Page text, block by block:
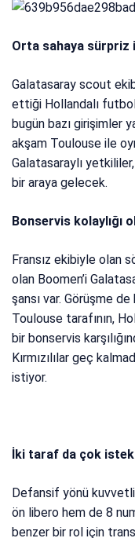
Orta sahaya sürpriz
Galatasaray scout
ettiği Hollandalı
bugün bazı girişimler
akşam Toulouse ile
Galatasaraylı
bir araya gelecek.
Bonservis kolaylığı
Fransız ekibiyle olan
olan Boomen’i
şansı var. Görüşme
Toulouse tarafının,
bir bonservis
Kırmızılılar geç
istiyor.
İki taraf da çok
Defansif yönü
ön libero hem de 8
benzer bir rol için